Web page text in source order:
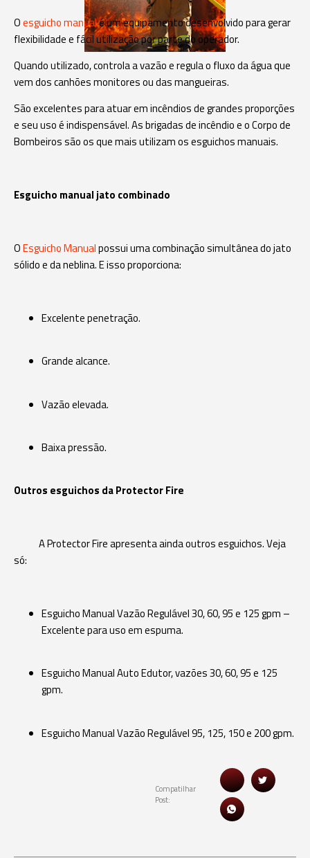
Oesguicho manualé um equipamento desenvolvido para gerar
flexibilidade e fácil utilização por parte do operador.
Quando utilizado, controla a vazão e regula o fluxo da água que
vem dos canhões monitores ou das mangueiras.
São excelentes para atuar em incêndios de grandes proporções
e seu uso é indispensável. As brigadas de incêndio e o Corpo de
Bombeiros são os que mais utilizam os esguichos manuais.
Esguicho manual jato combinado
OEsguicho Manualpossui uma combinação simultânea do jato
sólido e da neblina. E isso proporciona:
Excelente penetração.
Grande alcance.
Vazão elevada.
Baixa pressão.
Outros esguichos da Protector Fire
A Protector Fire apresenta ainda outros esguichos. Veja
só:
Esguicho Manual Vazão Regulável 30, 60, 95 e 125 gpm –
Excelente para uso em espuma.
Esguicho Manual Auto Edutor, vazões 30, 60, 95 e 125
gpm.
Esguicho Manual Vazão Regulável 95, 125, 150 e 200 gpm.
Compatilhar
Post: